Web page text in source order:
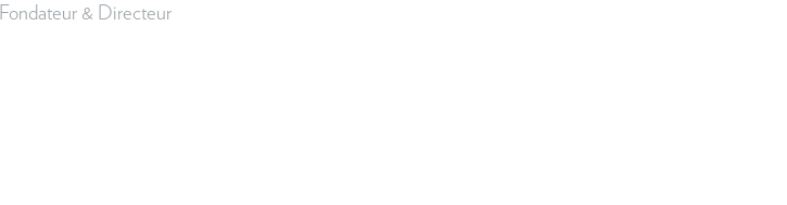
Fondateur & Directeur